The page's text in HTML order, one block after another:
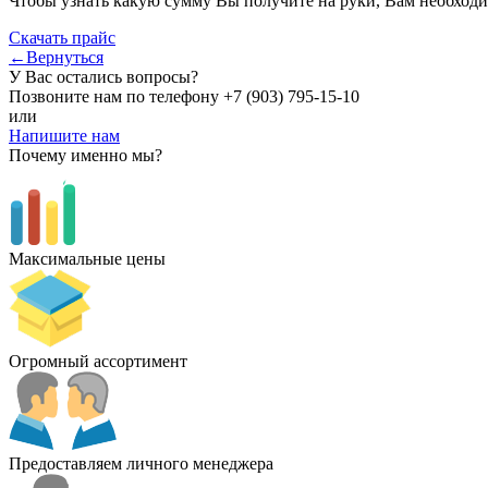
Скачать прайс
←Вернуться
У Вас остались вопросы?
Позвоните нам по телефону +7 (903) 795-15-10
или
Напишите нам
Почему именно мы?
Максимальные цены
Огромный ассортимент
Предоставляем личного менеджера